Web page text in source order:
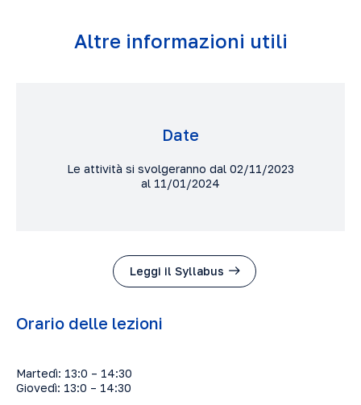
Altre informazioni utili
Date
Le attività si svolgeranno dal 02/11/2023
al 11/01/2024
Leggi il Syllabus
Orario delle lezioni
Martedì: 13:0 – 14:30
Giovedì: 13:0 – 14:30